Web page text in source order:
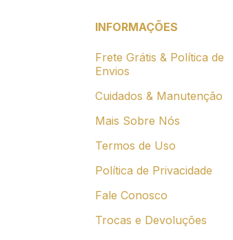
INFORMAÇÕES
Frete Grátis & Política de
Envios
Cuidados & Manutenção
Mais Sobre Nós
Termos de Uso
Política de Privacidade
Fale Conosco
Trocas e Devoluções